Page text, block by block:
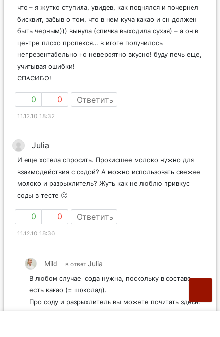
что – я жутко ступила, увидев, как поднялся и почернел
бисквит, забыв о том, что в нем куча какао и он должен
быть черным))) вынула (спичка выходила сухая) – а он в
центре плохо пропекся… в итоге получилось
непрезентабельно но невероятно вкусно! буду печь еще,
учитывая ошибки!
СПАСИБО!
0 0 Ответить
11.12.10 18:32
Julia
И еще хотела спросить. Прокисшее молоко нужно для
взаимодействия с содой? А можно использовать свежее
молоко и разрыхлитель? Жуть как не люблю привкус
соды в тесте 🙁
0 0 Ответить
11.12.10 18:36
Mild в ответ Julia
В любом случае, сода нужна, поскольку в составе
есть какао (= шоколад).
Про соду и разрыхлитель вы можете почитать здесь: